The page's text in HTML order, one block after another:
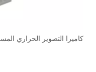
كاميرا التصوير الحراري